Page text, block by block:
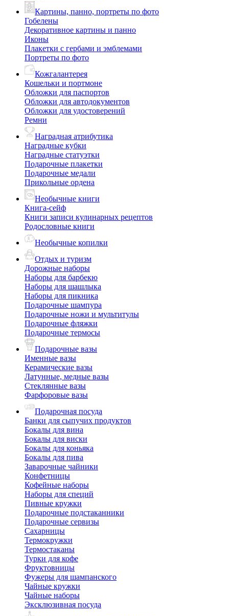
Картины, панно, портреты по фото
Гобелены
Декоративное картины и панно
Иконы
Плакетки с гербами и эмблемами
Портреты по фото
Кожгалантерея
Кошельки и портмоне
Обложки для паспортов
Обложки для автодокументов
Обложки для удостоверений
Ремни
Наградная атрибутика
Наградные кубки
Наградные статуэтки
Подарочные плакетки
Подарочные медали
Прикольные ордена
Необычные книги
Книга-сейф
Книги записи кулинарных рецептов
Родословные книги
Необычные копилки
Отдых и туризм
Дорожные наборы
Наборы для барбекю
Наборы для шашлыка
Наборы для пикника
Подарочные шампура
Подарочные ножи и мультитулы
Подарочные фляжки
Подарочные термосы
Подарочные вазы
Именные вазы
Керамические вазы
Латунные, медные вазы
Стеклянные вазы
Фарфоровые вазы
Подарочная посуда
Банки для сыпучих продуктов
Бокалы для вина
Бокалы для виски
Бокалы для коньяка
Бокалы для пива
Заварочные чайники
Конфетницы
Кофейные наборы
Наборы для специй
Пивные кружки
Подарочные подстаканники
Подарочные сервизы
Сахарницы
Термокружки
Термостаканы
Турки для кофе
Фруктовницы
Фужеры для шампанского
Чайные кружки
Чайные наборы
Эксклюзивная посуда